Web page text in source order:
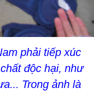
phải tiếp xúc
độc hại, như
Trong ảnh là